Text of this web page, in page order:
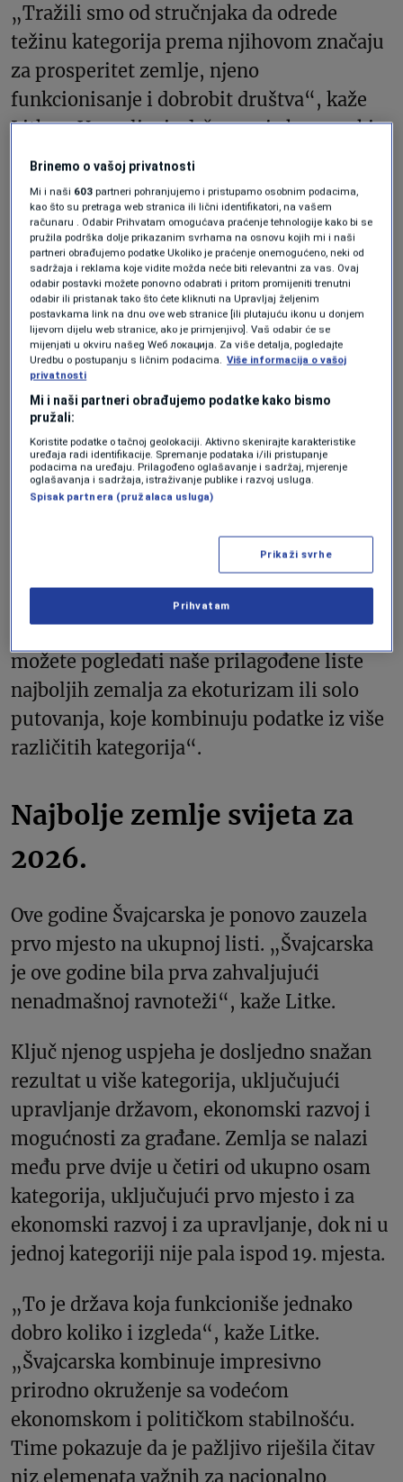
„Tražili smo od stručnjaka da odrede
težinu kategorija prema njihovom značaju
za prosperitet zemlje, njeno
funkcionisanje i dobrobit društva“, kaže
Litke. „Upravljanje državom i ekonomski
razvoj imali su ubjedljivo najveću težinu.
To odražava konsenzus stručnjaka da je
osnovna odgovornost vlade da obezbijedi
institucionalnu i finansijsku stabilnost“.
Pored ukupne liste, U.S. News objavio je i
niz rangiranja fokusiranih na stil života i
putovanja, uključujući najbolje zemlje za
kvalitet života, odgajanje djece, solo
putovanja, ekoturizam i digitalne nomade.
„Ljepota naših rang-lista je u tome što
čitaoci mogu da istražuju ono što im je
važni bezbjednost, infrastruktura,
zdravstvo ili kvalitet životne sredine,
imamo posebne kategorije koje pokazuju
gdje se svaka zemlja nalazi i zašto. Ili
možete pogledati naše prilagođene liste
najboljih zemalja za ekoturizam ili solo
putovanja, koje kombinuju podatke iz više
različitih kategorija“.
Najbolje zemlje svijeta za
2026.
Ove godine Švajcarska je ponovo zauzela
prvo mjesto na ukupnoj listi. „Švajcarska
je ove godine bila prva zahvaljujući
nenadmašnoj ravnoteži“, kaže Litke.
Ključ njenog uspjeha je dosljedno snažan
rezultat u više kategorija, uključujući
upravljanje državom, ekonomski razvoj i
mogućnosti za građane. Zemlja se nalazi
među prve dvije u četiri od ukupno osam
kategorija, uključujući prvo mjesto i za
ekonomski razvoj i za upravljanje, dok ni u
jednoj kategoriji nije pala ispod 19. mjesta.
„To je država koja funkcioniše jednako
dobro koliko i izgleda“, kaže Litke.
„Švajcarska kombinuje impresivno
prirodno okruženje sa vodećom
ekonomskom i političkom stabilnošću.
Time pokazuje da je pažljivo riješila čitav
niz elemenata važnih za nacionalno
Brinemo o vašoj privatnosti
Mi i naši 603 partneri pohranjujemo i pristupamo osobnim podacima,
kao što su pretraga web stranica ili lični identifikatori, na vašem
računaru . Odabir Prihvatam omogućava praćenje tehnologije kako bi se
pružila podrška dolje prikazanim svrhama na osnovu kojih mi i naši
partneri obrađujemo podatke Ukoliko je praćenje onemogućeno, neki od
sadržaja i reklama koje vidite možda neće biti relevantni za vas. Ovaj
odabir postavki možete ponovno odabrati i pritom promijeniti trenutni
odabir ili pristanak tako što ćete kliknuti na Upravljaj željenim
postavkama link na dnu ove web stranice [ili plutajuću ikonu u donjem
lijevom dijelu web stranice, ako je primjenjivo]. Vaš odabir će se
mijenjati u okviru našeg Wеб локација. Za više detalja, pogledajte
Uredbu o postupanju s ličnim podacima. Više informacija o vašoj
privatnosti
Mi i naši partneri obrađujemo podatke kako bismo
pružali:
Koristite podatke o tačnoj geolokaciji. Aktivno skenirajte karakteristike
uređaja radi identifikacije. Spremanje podataka i/ili pristupanje
podacima na uređaju. Prilagođeno oglašavanje i sadržaj, mjerenje
oglašavanja i sadržaja, istraživanje publike i razvoj usluga.
Spisak partnera (pružalaca usluga)
Prikaži svrhe
Prihvatam